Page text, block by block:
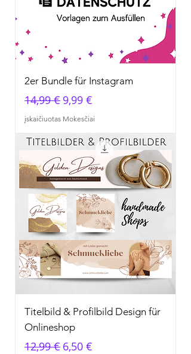
2er Bundle für Instagram
Įprastinė kaina
14,99 € Pardavimo kaina
9,99 €
įskaičiuotas Mokesčiai
Titelbild & Profilbild Design für
Onlineshop
Įprastinė kaina
12,99 € Pardavimo kaina
6,50 €